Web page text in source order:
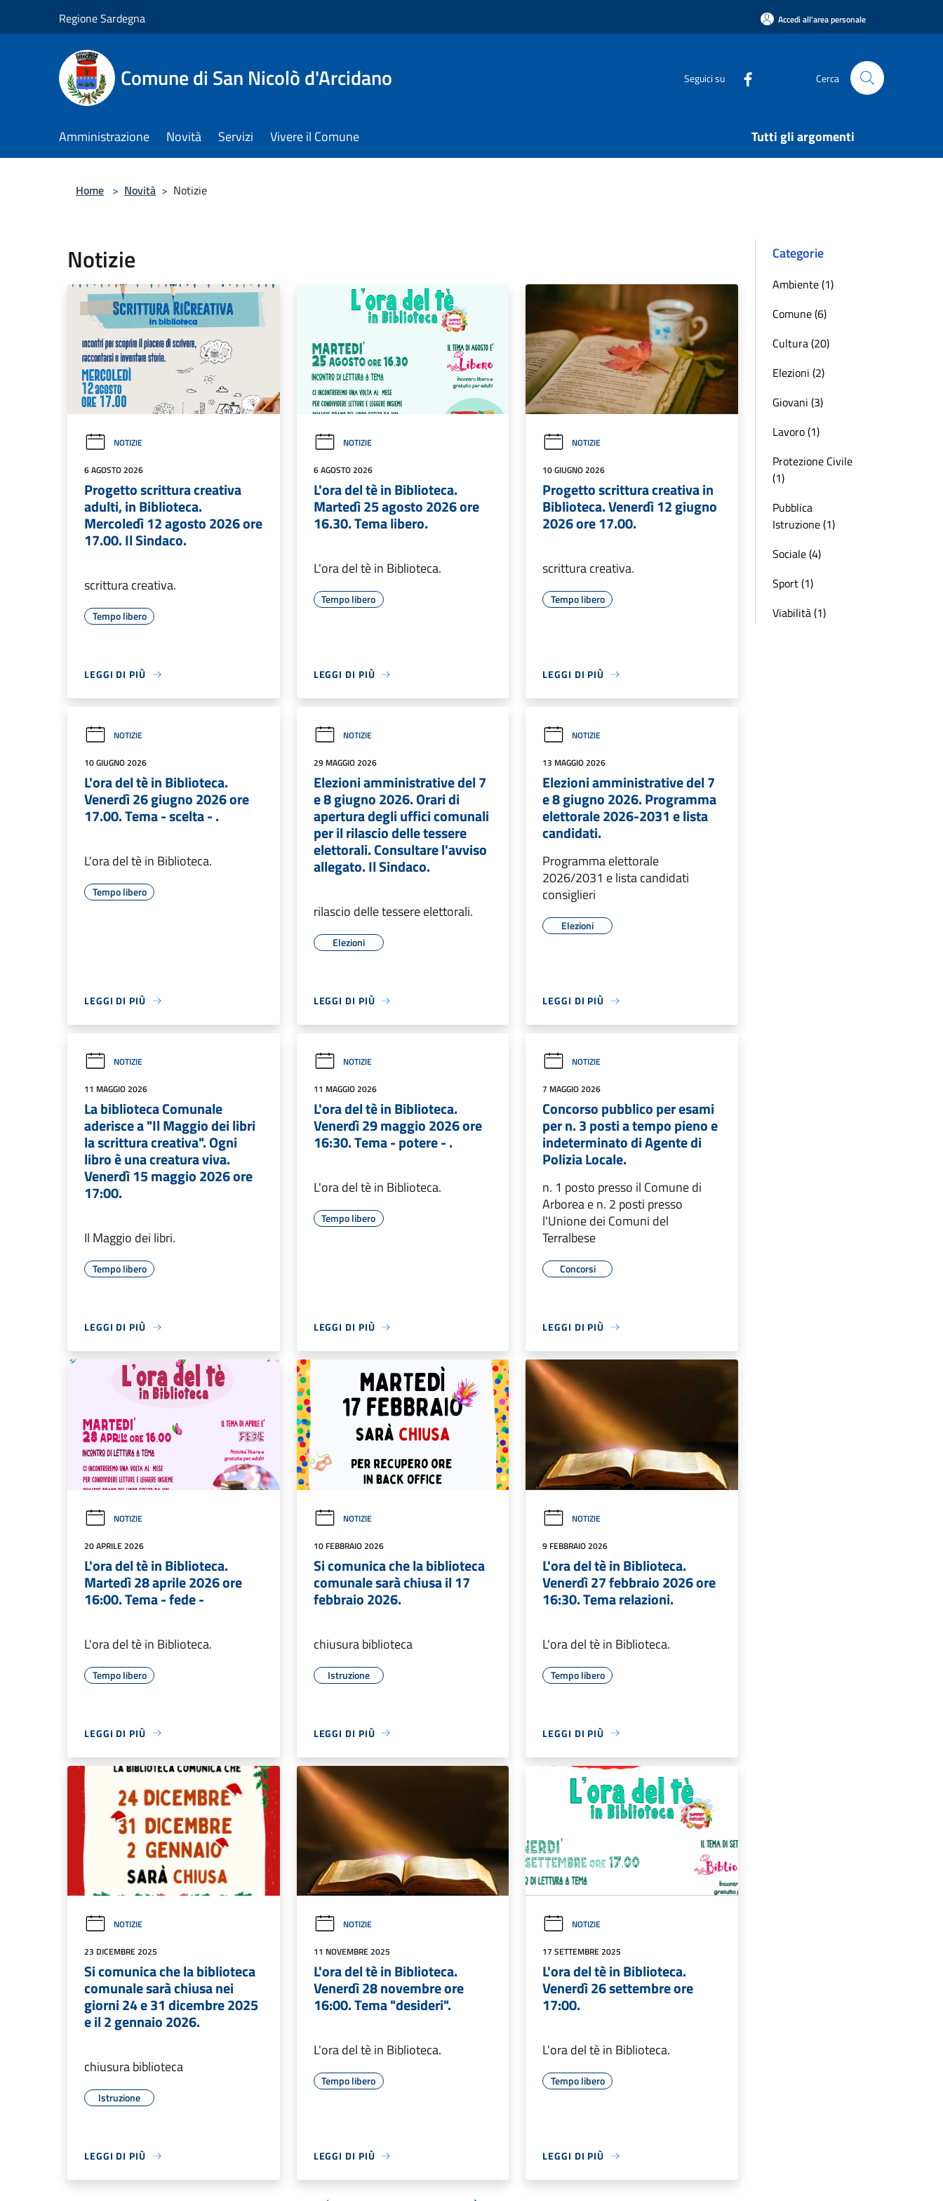
Regione Sardegna Accedi all'area personale
Comune di San Nicolò d'Arcidano Seguici su Cerca
Amministrazione Novità Servizi Vivere il Comune Tutti gli argomenti
Home > Novità > Notizie
Notizie
NOTIZIE
6 AGOSTO 2026
Progetto scrittura creativa
adulti, in Biblioteca.
Mercoledì 12 agosto 2026 ore
17.00. Il Sindaco.
scrittura creativa.
Tempo libero
LEGGI DI PIÙ
NOTIZIE
6 AGOSTO 2026
L'ora del tè in Biblioteca.
Martedì 25 agosto 2026 ore
16.30. Tema libero.
L'ora del tè in Biblioteca.
Tempo libero
LEGGI DI PIÙ
NOTIZIE
10 GIUGNO 2026
Progetto scrittura creativa in
Biblioteca. Venerdì 12 giugno
2026 ore 17.00.
scrittura creativa.
Tempo libero
LEGGI DI PIÙ
NOTIZIE
10 GIUGNO 2026
L'ora del tè in Biblioteca.
Venerdì 26 giugno 2026 ore
17.00. Tema - scelta - .
L'ora del tè in Biblioteca.
Tempo libero
LEGGI DI PIÙ
NOTIZIE
29 MAGGIO 2026
Elezioni amministrative del 7
e 8 giugno 2026. Orari di
apertura degli uffici comunali
per il rilascio delle tessere
elettorali. Consultare l'avviso
allegato. Il Sindaco.
rilascio delle tessere elettorali.
Elezioni
LEGGI DI PIÙ
NOTIZIE
13 MAGGIO 2026
Elezioni amministrative del 7
e 8 giugno 2026. Programma
elettorale 2026-2031 e lista
candidati.
Programma elettorale
2026/2031 e lista candidati
consiglieri
Elezioni
LEGGI DI PIÙ
NOTIZIE
11 MAGGIO 2026
La biblioteca Comunale
aderisce a "Il Maggio dei libri
la scrittura creativa". Ogni
libro è una creatura viva.
Venerdì 15 maggio 2026 ore
17:00.
Il Maggio dei libri.
Tempo libero
LEGGI DI PIÙ
NOTIZIE
11 MAGGIO 2026
L'ora del tè in Biblioteca.
Venerdì 29 maggio 2026 ore
16:30. Tema - potere - .
L'ora del tè in Biblioteca.
Tempo libero
LEGGI DI PIÙ
NOTIZIE
7 MAGGIO 2026
Concorso pubblico per esami
per n. 3 posti a tempo pieno e
indeterminato di Agente di
Polizia Locale.
n. 1 posto presso il Comune di
Arborea e n. 2 posti presso
l'Unione dei Comuni del
Terralbese
Concorsi
LEGGI DI PIÙ
NOTIZIE
20 APRILE 2026
L'ora del tè in Biblioteca.
Martedì 28 aprile 2026 ore
16:00. Tema - fede -
L'ora del tè in Biblioteca.
Tempo libero
LEGGI DI PIÙ
NOTIZIE
10 FEBBRAIO 2026
Si comunica che la biblioteca
comunale sarà chiusa il 17
febbraio 2026.
chiusura biblioteca
Istruzione
LEGGI DI PIÙ
NOTIZIE
9 FEBBRAIO 2026
L'ora del tè in Biblioteca.
Venerdì 27 febbraio 2026 ore
16:30. Tema relazioni.
L'ora del tè in Biblioteca.
Tempo libero
LEGGI DI PIÙ
NOTIZIE
23 DICEMBRE 2025
Si comunica che la biblioteca
comunale sarà chiusa nei
giorni 24 e 31 dicembre 2025
e il 2 gennaio 2026.
chiusura biblioteca
Istruzione
LEGGI DI PIÙ
NOTIZIE
11 NOVEMBRE 2025
L'ora del tè in Biblioteca.
Venerdì 28 novembre ore
16:00. Tema "desideri".
L'ora del tè in Biblioteca.
Tempo libero
LEGGI DI PIÙ
NOTIZIE
17 SETTEMBRE 2025
L'ora del tè in Biblioteca.
Venerdì 26 settembre ore
17:00.
L'ora del tè in Biblioteca.
Tempo libero
LEGGI DI PIÙ
Categorie
Ambiente (1)
Comune (6)
Cultura (20)
Elezioni (2)
Giovani (3)
Lavoro (1)
Protezione Civile
(1)
Pubblica
Istruzione (1)
Sociale (4)
Sport (1)
Viabilità (1)